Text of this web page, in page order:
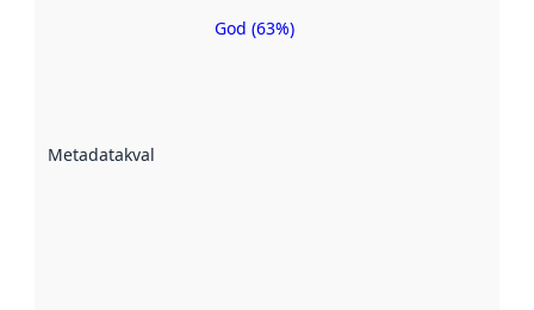
Metadatakvalitet
Metadatakvalitet
God (63%)